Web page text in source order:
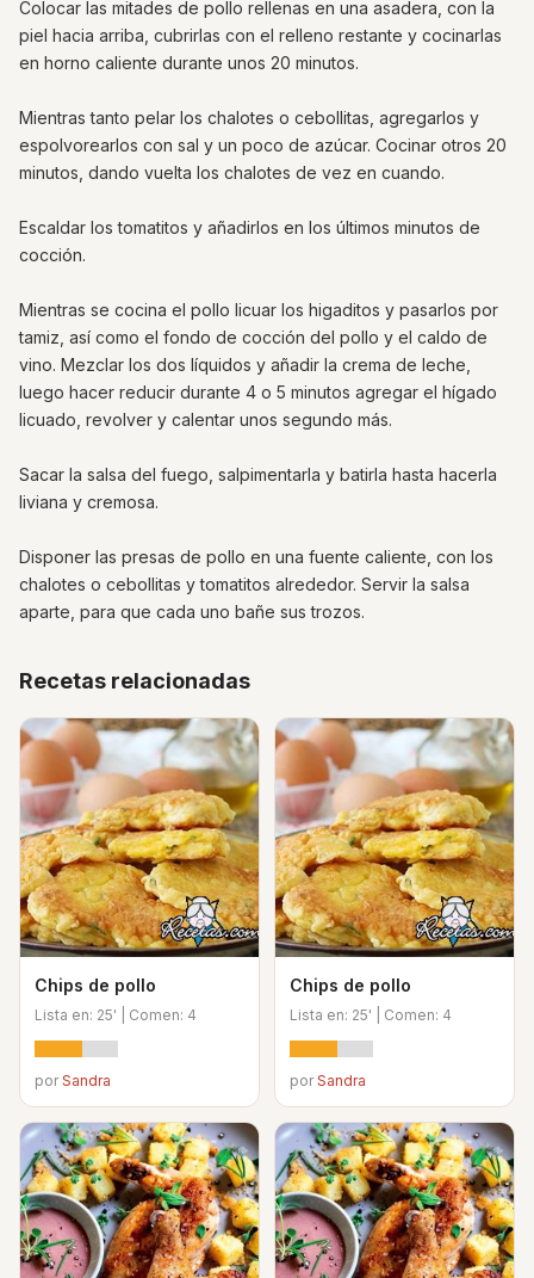
Colocar las mitades de pollo rellenas en una asadera, con la
piel hacia arriba, cubrirlas con el relleno restante y cocinarlas
en horno caliente durante unos 20 minutos.
Mientras tanto pelar los chalotes o cebollitas, agregarlos y
espolvorearlos con sal y un poco de azúcar. Cocinar otros 20
minutos, dando vuelta los chalotes de vez en cuando.
Escaldar los tomatitos y añadirlos en los últimos minutos de
cocción.
Mientras se cocina el pollo licuar los higaditos y pasarlos por
tamiz, así como el fondo de cocción del pollo y el caldo de
vino. Mezclar los dos líquidos y añadir la crema de leche,
luego hacer reducir durante 4 o 5 minutos agregar el hígado
licuado, revolver y calentar unos segundo más.
Sacar la salsa del fuego, salpimentarla y batirla hasta hacerla
liviana y cremosa.
Disponer las presas de pollo en una fuente caliente, con los
chalotes o cebollitas y tomatitos alrededor. Servir la salsa
aparte, para que cada uno bañe sus trozos.
Recetas relacionadas
Chips de pollo
Lista en: 25' | Comen: 4
porSandra
Chips de pollo
Lista en: 25' | Comen: 4
porSandra